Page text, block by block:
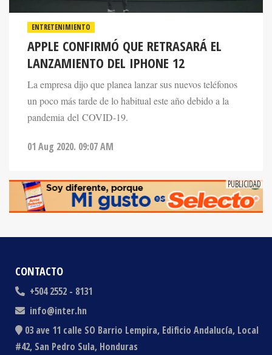
APPLE CONFIRMÓ QUE RETRASARÁ EL
LANZAMIENTO DEL IPHONE 12
La empresa dijo que planea lanzar sus nuevos teléfonos
un poco más tarde de lo habitual este año debido a la
pandemia del COVID-19.
CONTACTO
+504 2552 - 8131
info@inter.hn
03 ave 11 calle SO Barrio Lempira, Edificio Andalucía, Local
#42, San Pedro Sula, Honduras